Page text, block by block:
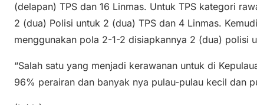
(delapan) TPS dan 16 Linmas. Untuk TPS kategori
2 (dua) Polisi untuk 2 (dua) TPS dan 4 Linmas.
menggunakan pola 2-1-2 disiapkannya 2 (dua) polisi
“Salah satu yang menjadi kerawanan untuk di
96% perairan dan banyak nya pulau-pulau kecil dan